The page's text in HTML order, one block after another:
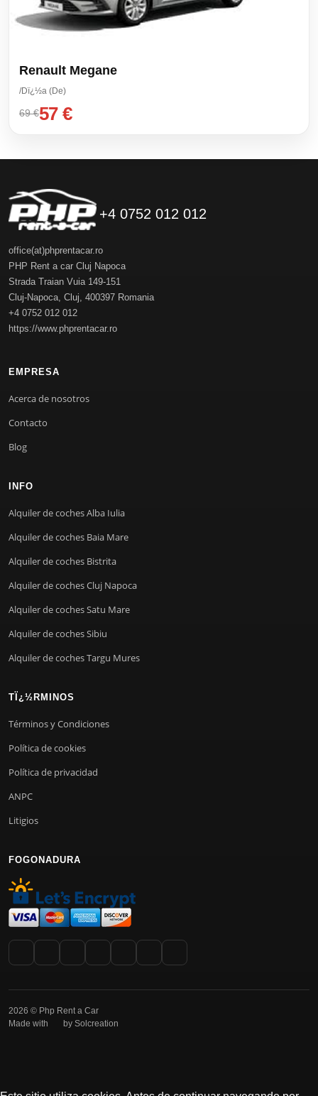
Renault Megane
/Dï¿½a (De)
69 €57 €
+4 0752 012 012
office(at)phprentacar.ro
PHP Rent a car Cluj Napoca
Strada Traian Vuia 149-151
Cluj-Napoca Cluj 400397 Romania
+4 0752 012 012
https://www.phprentacar.ro
EMPRESA
Acerca de nosotros
Contacto
Blog
INFO
Alquiler de coches Alba Iulia
Alquiler de coches Baia Mare
Alquiler de coches Bistrita
Alquiler de coches Cluj Napoca
Alquiler de coches Satu Mare
Alquiler de coches Sibiu
Alquiler de coches Targu Mures
TÏ¿½RMINOS
Términos y Condiciones
Política de cookies
Política de privacidad
ANPC
Litigios
FOGONADURA
2026 © Php Rent a Car
Made with
by Solcreation